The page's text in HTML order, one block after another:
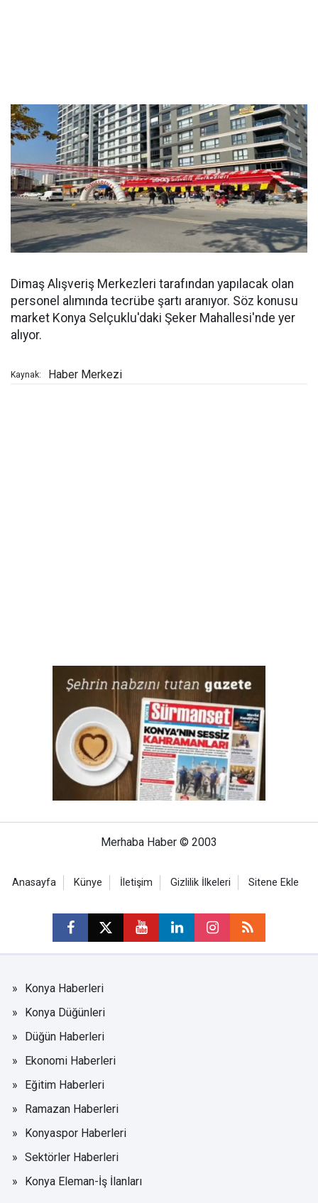
Dimaş Alışveriş Merkezleri tarafından yapılacak olan
personel alımında tecrübe şartı aranıyor. Söz konusu
market Konya Selçuklu'daki Şeker Mahallesi'nde yer
alıyor.
Kaynak: Haber Merkezi
Merhaba Haber © 2003
Anasayfa Künye İletişim Gizlilik İlkeleri Sitene Ekle
Konya Haberleri
Konya Düğünleri
Düğün Haberleri
Ekonomi Haberleri
Eğitim Haberleri
Ramazan Haberleri
Konyaspor Haberleri
Sektörler Haberleri
Konya Eleman-İş İlanları